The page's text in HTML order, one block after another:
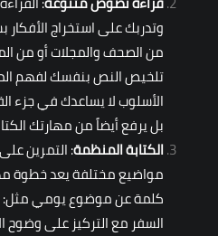
وتدربك على استخراج
من الصحف والمجلات أو من
تلخيص النص بنفسك لفهم
الأسلوب لا يساعدك في جزء
بل يرفع أيضاً من مهارتك
الكتابة المنظمة: التمرين
كلمة عن موضوع يومي مثل:
السفر مع التركيز على وضوح